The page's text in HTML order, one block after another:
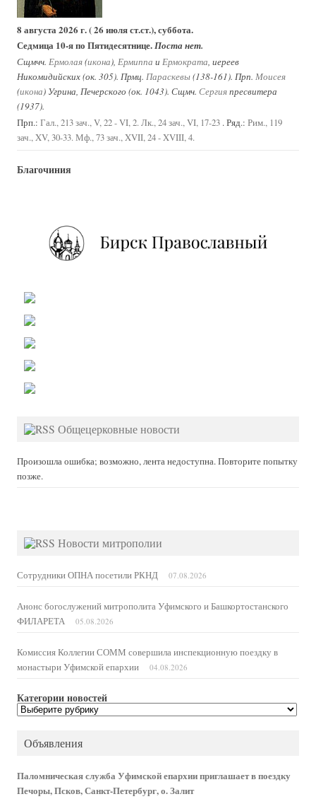
8 августа 2026 г. ( 26 июля ст.ст.), суббота.
Седмица 10-я по Пятидесятнице.Поста нет.
Сщмчч. Ермолая(икона), Ермиппа и Ермократа, иереев
Никомидийских (ок. 305). Прмц. Параскевы(138-161). Прп. Моисея
(икона) Угрина, Печерского (ок. 1043). Сщмч. Сергияпресвитера
(1937).
Прп.: Гал., 213 зач., V, 22 - VI, 2. Лк., 24 зач., VI, 17-23 . Ряд.: Рим., 119
зач., XV, 30-33. Мф., 73 зач., XVII, 24 - XVIII, 4.
Благочиния
Общецерковные новости
Произошла ошибка; возможно, лента недоступна. Повторите попытку
позже.
Новости митрополии
Сотрудники ОПНА посетили РКНД 07.08.2026
Анонс богослужений митрополита Уфимского и Башкортостанского
ФИЛАРЕТА
05.08.2026
Комиссия Коллегии СОММ совершила инспекционную поездку в
монастыри Уфимской епархии
04.08.2026
Категории новостей
Категории
новостей
Объявления
Паломническая служба Уфимской епархии приглашает в поездку
Печоры, Псков, Санкт-Петербург, о. Залит